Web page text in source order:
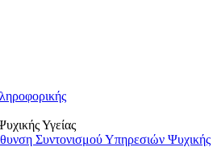
Υγείας
Συντονισμού Υπηρεσιών Ψυχικής